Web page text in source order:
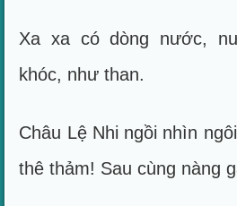
Xa xa có dòng nước,
khóc, như than.
Châu Lệ Nhi ngồi nhìn
thê thảm! Sau cùng nàng